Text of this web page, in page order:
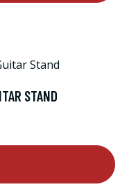
STAND